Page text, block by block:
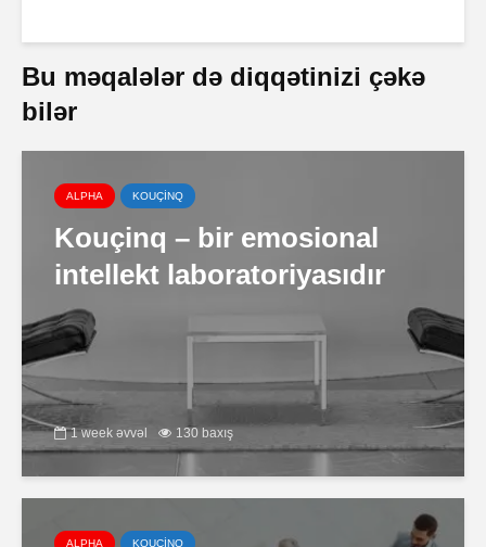
Bu məqalələr də diqqətinizi çəkə
bilər
ALPHA KOUÇİNQ
Kouçinq – bir emosional
intellekt laboratoriyasıdır
1 week əvvəl 130 baxış
ALPHA KOUÇİNQ